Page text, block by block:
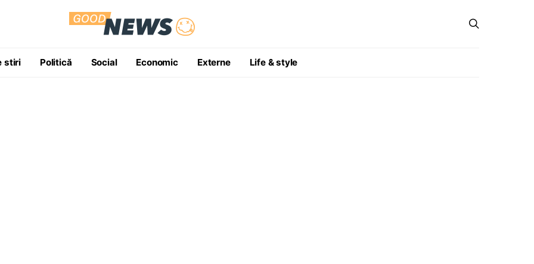
stiri Politică Social Economic Externe Life & style